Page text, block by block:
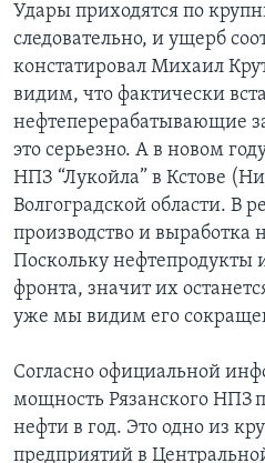
Удары приходятся по
следовательно, и ущерб
констатировал Михаил
видим, что фактически
нефтеперерабатывающие
это серьезно. А в новом
НПЗ “Лукойла” в Кстове
Волгоградской области. В
производство и выработка
Поскольку
фронта, значит их
уже мы видим его
Согласно официальной
мощность Рязанского НПЗ
нефти в год. Это одно из
предприятий в